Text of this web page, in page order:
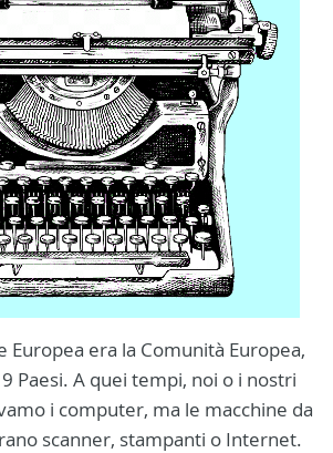
Europea era la Comunità Europea,
Paesi. A quei tempi, noi o i nostri
i computer, ma le macchine da
scanner, stampanti o Internet.